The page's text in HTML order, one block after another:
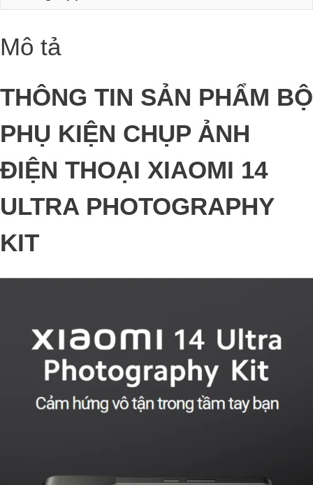
Mô tả
THÔNG TIN SẢN PHẨM BỘ
PHỤ KIỆN CHỤP ẢNH
ĐIỆN THOẠI XIAOMI 14
ULTRA PHOTOGRAPHY
KIT